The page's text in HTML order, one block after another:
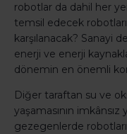
robotlar da dahil her
temsil edecek
karşılanacak? Sanayi
enerji ve enerji
dönemin en önemli
Diğer taraftan su ve
yaşamasının
gezegenlerde